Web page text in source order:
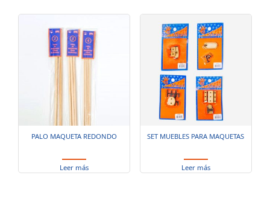
PALO MAQUETA REDONDO
Leer más
SET MUEBLES PARA MAQUETAS
Leer más